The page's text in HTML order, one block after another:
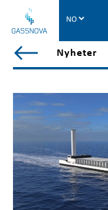
a
s
n
v
a
w
a
l
p
o
s
t
s
Nyheter